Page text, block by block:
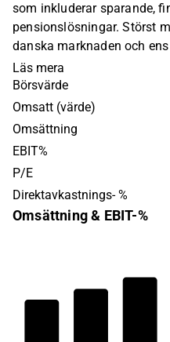
som inkluderar sparande,
pensionslösningar. Störst
danska marknaden och
nås idag digitalt. AL
under 1970 vid en
banker. Huvudkontoret
Läs mera
Börsvärde
Omsatt (värde)
Omsättning
EBIT%
P/E
Direktavkastnings- %
Omsättning & EBIT-%